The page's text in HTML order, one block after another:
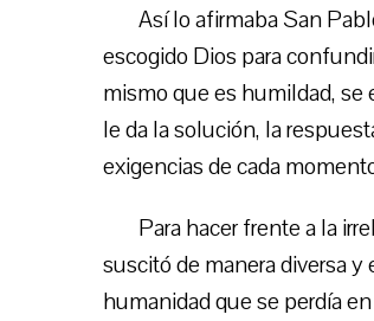
Así lo afirmaba San
escogido Dios para
mismo que es humildad, se
le da la solución, la
exigencias de cada
Para hacer frente a la
suscitó de manera diversa
humanidad que se perdía